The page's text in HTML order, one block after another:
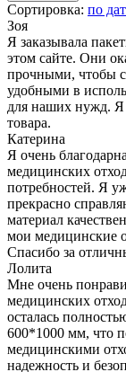
Сортировка: по
Зоя
Я заказывала
этом сайте. Они
прочными, чтобы
удобными в
для наших нужд. Я
товара.
Катерина
Я очень
медицинских
потребностей. Я
прекрасно
материал
мои медицинские
Спасибо за
Лолита
Мне очень
медицинских
осталась
600*1000 мм, что
медицинскими
надежность и